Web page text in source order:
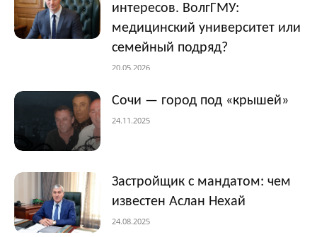
интересов. ВолгГМУ:
медицинский университет или
семейный подряд?
20.05.2026
Сочи — город под «крышей»
24.11.2025
Застройщик с мандатом: чем
известен Аслан Нехай
24.08.2025